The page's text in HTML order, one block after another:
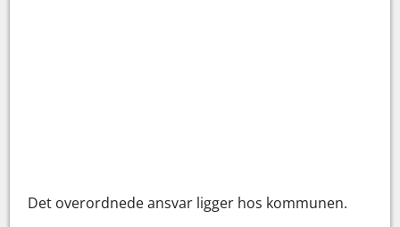
Det overordnede ansvar ligger hos kommunen.